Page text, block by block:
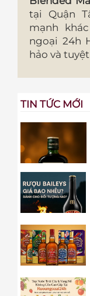
tại Quận
mạnh
ngoại 24h
hảo và
TIN TỨC MỚI